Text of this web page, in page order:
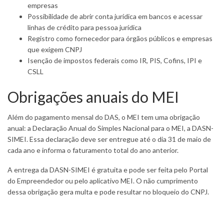
empresas
Possibilidade de abrir conta jurídica em bancos e acessar
linhas de crédito para pessoa jurídica
Registro como fornecedor para órgãos públicos e empresas
que exigem CNPJ
Isenção de impostos federais como IR, PIS, Cofins, IPI e
CSLL
Obrigações anuais do MEI
Além do pagamento mensal do DAS, o MEI tem uma obrigação
anual: a Declaração Anual do Simples Nacional para o MEI, a DASN-
SIMEI. Essa declaração deve ser entregue até o dia 31 de maio de
cada ano e informa o faturamento total do ano anterior.
A entrega da DASN-SIMEI é gratuita e pode ser feita pelo Portal
do Empreendedor ou pelo aplicativo MEI. O não cumprimento
dessa obrigação gera multa e pode resultar no bloqueio do CNPJ.